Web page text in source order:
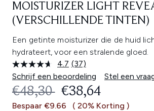
MOISTURIZER LIGHT
(VERSCHILLENDE TINTEN)
Een getinte moisturizer die de huid
hydrateert, voor een stralende gloed.
4.7 Lees
37
beoordelingen.
Dezelfde
paginalink.
(37)
Schrijf een beoordeling
Stel een
RECOMMENDED
€48,30 HUIDIGE PRIJS:
€38,64
Bespaar €9.66 ( 20% Korting )